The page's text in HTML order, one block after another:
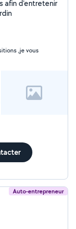
afin d'entretenir
,je vous
Auto-entrepreneur